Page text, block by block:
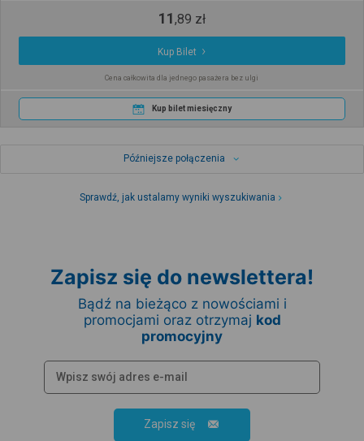
11,89 zł
Kup Bilet
Cena całkowita dla jednego pasażera bez ulgi
Kup bilet miesięczny
Późniejsze połączenia
Sprawdź, jak ustalamy wyniki wyszukiwania
Zapisz się do newslettera!
Bądź na bieżąco z nowościami i
promocjami oraz otrzymaj kod
promocyjny
Zapisz się